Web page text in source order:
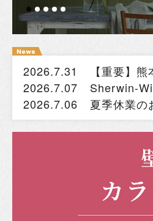
2026.7.31
【重要】
2026.7.07
Sherwin-
2026.7.06
夏季休業の